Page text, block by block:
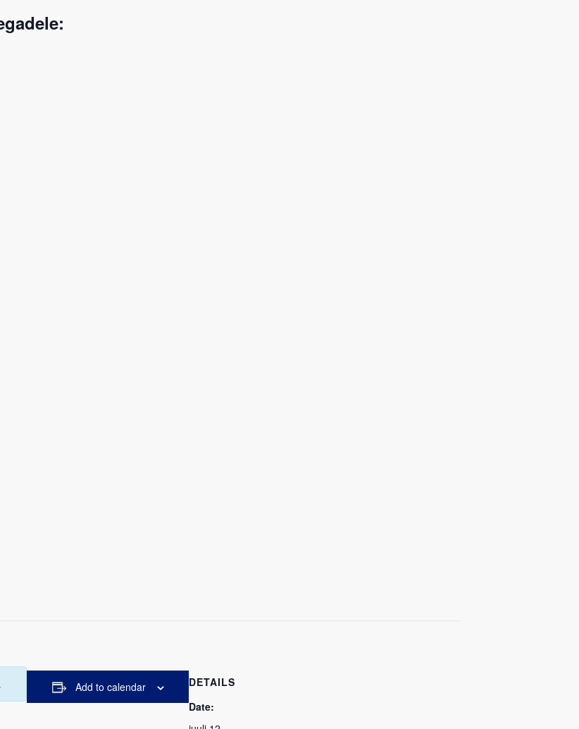
Add to calendar
DETAILS
Date: